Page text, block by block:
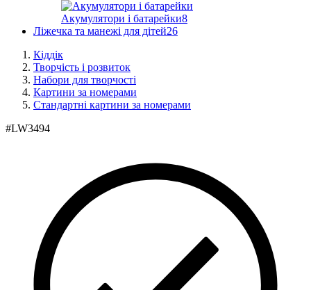
Акумулятори і батарейки8
Ліжечка та манежі для дітей26
Кіддік
Творчість і розвиток
Набори для творчості
Картини за номерами
Стандартні картини за номерами
#LW3494